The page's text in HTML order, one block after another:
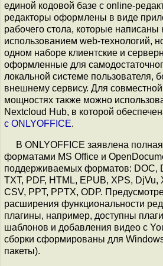
единой кодовой базе с online-
редакторы оформлены в виде
рабочего стола, которые написаны
использованием web-технологий,
одном наборе клиентские и
оформленные для
локальной системе пользователя,
внешнему сервису. Для
мощностях также можно
Nextcloud Hub, в которой
с ONLYOFFICE.
В ONLYOFFICE заявлена
форматами MS Office и
поддерживаемых форматов: DOC,
TXT, PDF, HTML, EPUB, XPS, DjVu,
CSV, PPT, PPTX, ODP.
расширения функциональности
плагины, например, доступны
шаблонов и добавления видео с
сборки сформированы для
пакеты).